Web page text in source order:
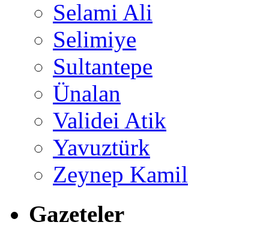
Selami Ali
Selimiye
Sultantepe
Ünalan
Validei Atik
Yavuztürk
Zeynep Kamil
Gazeteler